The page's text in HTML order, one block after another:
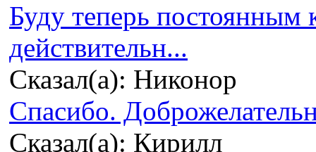
Буду теперь
действительн...
Сказал(а): Никонор
Спасибо.
Сказал(а): Кирилл